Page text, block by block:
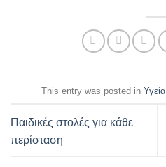
This entry was posted in Υγεία
Παιδικές στολές για κάθε
περίσταση